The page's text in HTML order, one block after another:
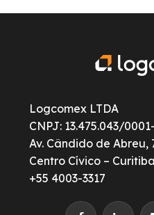
Logcomex LTDA
CNPJ: 13.475.043/
Av. Cândido de Abreu,
Centro Cívico –
+55 4003-3317